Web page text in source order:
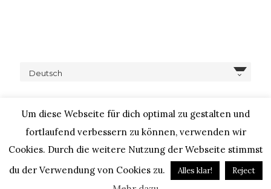
Deutsch
COPYRIGHT © 2020 – IHEARTALICE.COM / TRAVEL,
LIFESTYLE, FOOD & FASHIONBLOG BY ALICE M. HUYNH / ALL
RIGHTS RESERVED / DESIGN BY BLOGGER-BERATUNG
Um diese Webseite für dich optimal zu gestalten und
fortlaufend verbessern zu können, verwenden wir
Cookies. Durch die weitere Nutzung der Webseite stimmst
du der Verwendung von Cookies zu.
Alles klar! Reject